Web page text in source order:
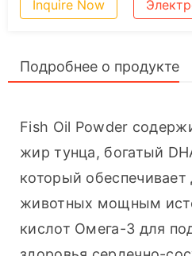
Inquire Now
Подробнее о продукте
Fish Oil Powder
жир тунца, богатый
который
животных мощным
кислот Омега-3 для